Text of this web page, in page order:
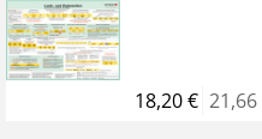
Bestellen Sie jetzt das
Kennenlern-Abo für zwei
18,20 € 21,66